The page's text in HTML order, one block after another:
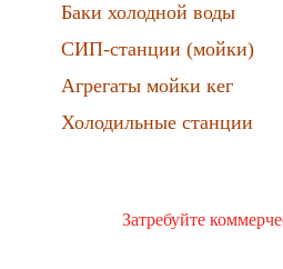
Баки холодной воды
СИП-станции (мойки)
Агрегаты мойки кег
Холодильные станции
Затребуйте